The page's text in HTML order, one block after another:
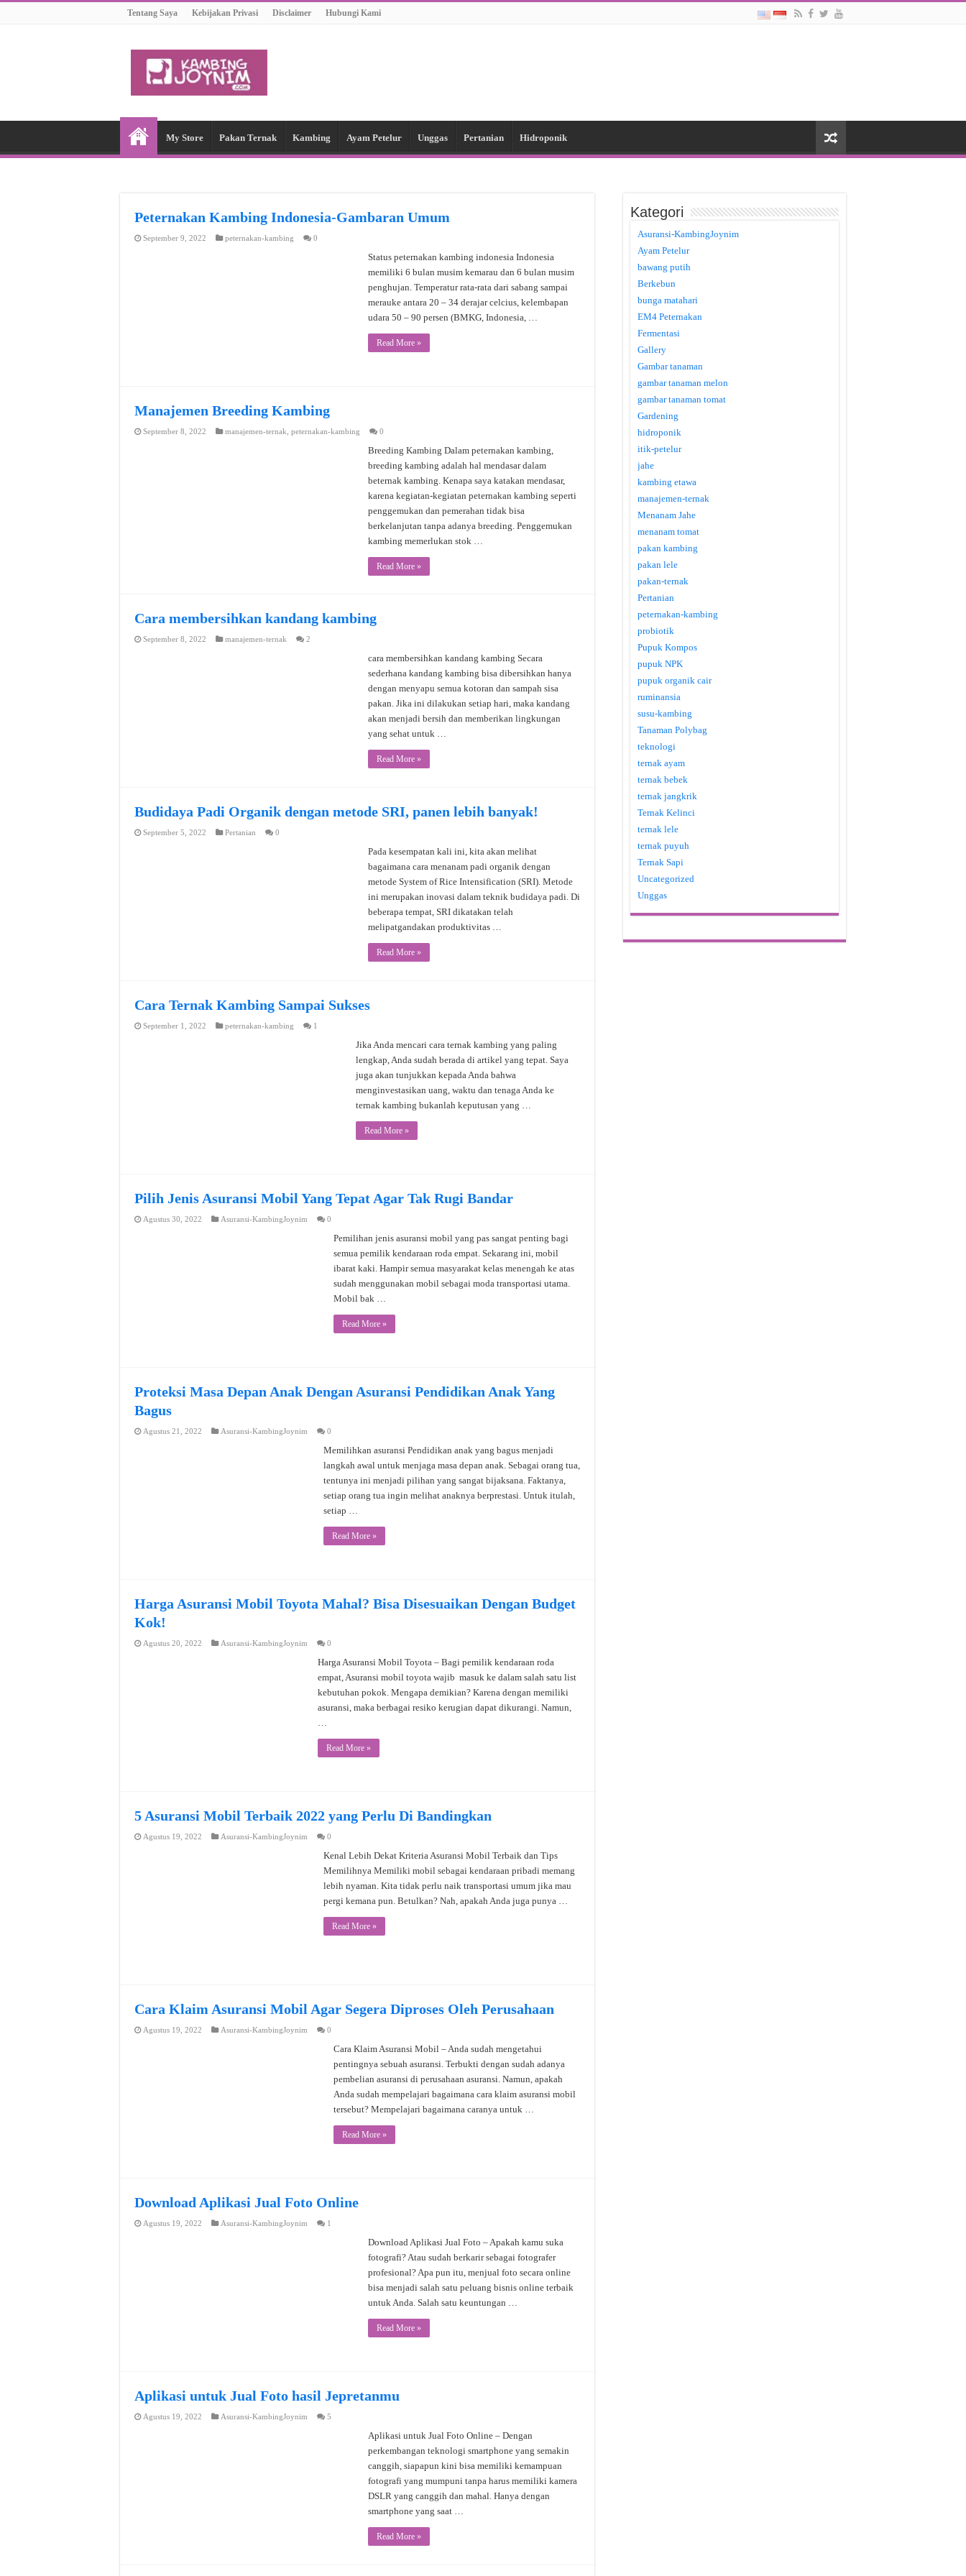
Tentang Saya Kebijakan Privasi Disclaimer Hubungi Kami
My Store Pakan Ternak Kambing Ayam Petelur Unggas Pertanian Hidroponik
Peternakan Kambing Indonesia-Gambaran Umum
September 9, 2022 peternakan-kambing 0
Status peternakan kambing indonesia Indonesia
memiliki 6 bulan musim kemarau dan 6 bulan musim
penghujan. Temperatur rata-rata dari sabang sampai
merauke antara 20 – 34 derajar celcius, kelembapan
udara 50 – 90 persen (BMKG, Indonesia, …
Read More »
Manajemen Breeding Kambing
September 8, 2022 manajemen-ternak peternakan-kambing 0
Breeding Kambing Dalam peternakan kambing,
breeding kambing adalah hal mendasar dalam
beternak kambing. Kenapa saya katakan mendasar,
karena kegiatan-kegiatan peternakan kambing seperti
penggemukan dan pemerahan tidak bisa
berkelanjutan tanpa adanya breeding. Penggemukan
kambing memerlukan stok …
Read More »
Cara membersihkan kandang kambing
September 8, 2022 manajemen-ternak 2
cara membersihkan kandang kambing Secara
sederhana kandang kambing bisa dibersihkan hanya
dengan menyapu semua kotoran dan sampah sisa
pakan. Jika ini dilakukan setiap hari, maka kandang
akan menjadi bersih dan memberikan lingkungan
yang sehat untuk …
Read More »
Budidaya Padi Organik dengan metode SRI, panen lebih banyak!
September 5, 2022 Pertanian 0
Pada kesempatan kali ini, kita akan melihat
bagaimana cara menanam padi organik dengan
metode System of Rice Intensification (SRI). Metode
ini merupakan inovasi dalam teknik budidaya padi. Di
beberapa tempat, SRI dikatakan telah
melipatgandakan produktivitas …
Read More »
Cara Ternak Kambing Sampai Sukses
September 1, 2022 peternakan-kambing 1
Jika Anda mencari cara ternak kambing yang paling
lengkap, Anda sudah berada di artikel yang tepat. Saya
juga akan tunjukkan kepada Anda bahwa
menginvestasikan uang, waktu dan tenaga Anda ke
ternak kambing bukanlah keputusan yang …
Read More »
Pilih Jenis Asuransi Mobil Yang Tepat Agar Tak Rugi Bandar
Agustus 30, 2022 Asuransi-KambingJoynim 0
Pemilihan jenis asuransi mobil yang pas sangat penting bagi
semua pemilik kendaraan roda empat. Sekarang ini, mobil
ibarat kaki. Hampir semua masyarakat kelas menengah ke atas
sudah menggunakan mobil sebagai moda transportasi utama.
Mobil bak …
Read More »
Proteksi Masa Depan Anak Dengan Asuransi Pendidikan Anak Yang
Bagus
Agustus 21, 2022 Asuransi-KambingJoynim 0
Memilihkan asuransi Pendidikan anak yang bagus menjadi
langkah awal untuk menjaga masa depan anak. Sebagai orang tua,
tentunya ini menjadi pilihan yang sangat bijaksana. Faktanya,
setiap orang tua ingin melihat anaknya berprestasi. Untuk itulah,
setiap …
Read More »
Harga Asuransi Mobil Toyota Mahal? Bisa Disesuaikan Dengan Budget
Kok!
Agustus 20, 2022 Asuransi-KambingJoynim 0
Harga Asuransi Mobil Toyota – Bagi pemilik kendaraan roda
empat, Asuransi mobil toyota wajib masuk ke dalam salah satu list
kebutuhan pokok. Mengapa demikian? Karena dengan memiliki
asuransi, maka berbagai resiko kerugian dapat dikurangi. Namun,
…
Read More »
5 Asuransi Mobil Terbaik 2022 yang Perlu Di Bandingkan
Agustus 19, 2022 Asuransi-KambingJoynim 0
Kenal Lebih Dekat Kriteria Asuransi Mobil Terbaik dan Tips
Memilihnya Memiliki mobil sebagai kendaraan pribadi memang
lebih nyaman. Kita tidak perlu naik transportasi umum jika mau
pergi kemana pun. Betulkan? Nah, apakah Anda juga punya …
Read More »
Cara Klaim Asuransi Mobil Agar Segera Diproses Oleh Perusahaan
Agustus 19, 2022 Asuransi-KambingJoynim 0
Cara Klaim Asuransi Mobil – Anda sudah mengetahui
pentingnya sebuah asuransi. Terbukti dengan sudah adanya
pembelian asuransi di perusahaan asuransi. Namun, apakah
Anda sudah mempelajari bagaimana cara klaim asuransi mobil
tersebut? Mempelajari bagaimana caranya untuk …
Read More »
Download Aplikasi Jual Foto Online
Agustus 19, 2022 Asuransi-KambingJoynim 1
Download Aplikasi Jual Foto – Apakah kamu suka
fotografi? Atau sudah berkarir sebagai fotografer
profesional? Apa pun itu, menjual foto secara online
bisa menjadi salah satu peluang bisnis online terbaik
untuk Anda. Salah satu keuntungan …
Read More »
Aplikasi untuk Jual Foto hasil Jepretanmu
Agustus 19, 2022 Asuransi-KambingJoynim 5
Aplikasi untuk Jual Foto Online – Dengan
perkembangan teknologi smartphone yang semakin
canggih, siapapun kini bisa memiliki kemampuan
fotografi yang mumpuni tanpa harus memiliki kamera
DSLR yang canggih dan mahal. Hanya dengan
smartphone yang saat …
Read More »
Kategori
Asuransi-KambingJoynim
Ayam Petelur
bawang putih
Berkebun
bunga matahari
EM4 Peternakan
Fermentasi
Gallery
Gambar tanaman
gambar tanaman melon
gambar tanaman tomat
Gardening
hidroponik
itik-petelur
jahe
kambing etawa
manajemen-ternak
Menanam Jahe
menanam tomat
pakan kambing
pakan lele
pakan-ternak
Pertanian
peternakan-kambing
probiotik
Pupuk Kompos
pupuk NPK
pupuk organik cair
ruminansia
susu-kambing
Tanaman Polybag
teknologi
ternak ayam
ternak bebek
ternak jangkrik
Ternak Kelinci
ternak lele
ternak puyuh
Ternak Sapi
Uncategorized
Unggas